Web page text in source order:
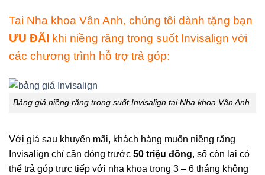
Tai Nha khoa Vân Anh, chúng tôi dành tặng bạn
ƯU ĐÃI khi niềng răng trong suốt Invisalign với
các chương trình hỗ trợ trả góp:
Bảng giá niềng răng trong suốt Invisalign tại Nha khoa Vân Anh
Với giá sau khuyến mãi, khách hàng muốn niềng răng
Invisalign chỉ cần đóng trước 50 triệu đồng, số còn lại có
thể trả góp trực tiếp với nha khoa trong 3 – 6 tháng không